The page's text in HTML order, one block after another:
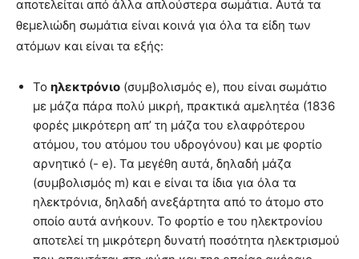
αποτελείται από άλλα απλούστερα σωμάτια. Αυτά τα
θεμελιώδη σωμάτια είναι κοινά για όλα τα είδη των
ατόμων και είναι τα εξής:
Το ηλεκτρόνιο (συμβολισμός e), που είναι σωμάτιο
με μάζα πάρα πολύ μικρή, πρακτικά αμελητέα (1836
φορές μικρότερη απ’ τη μάζα του ελαφρότερου
ατόμου, του ατόμου του υδρογόνου) και με φορτίο
αρνητικό (- e). Τα μεγέθη αυτά, δηλαδή μάζα
(συμβολισμός m) και e είναι τα ίδια για όλα τα
ηλεκτρόνια, δηλαδή ανεξάρτητα από το άτομο στο
οποίο αυτά ανήκουν. Το φορτίο e του ηλεκτρονίου
αποτελεί τη μικρότερη δυνατή ποσότητα ηλεκτρισμού